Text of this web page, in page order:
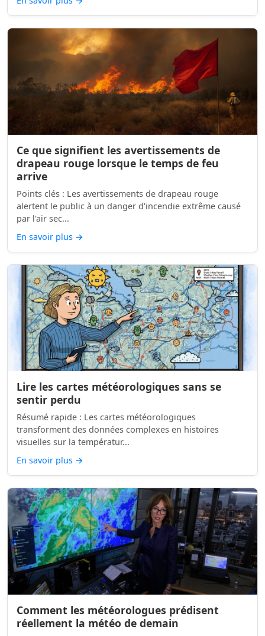
Ce que signifient les avertissements de
drapeau rouge lorsque le temps de feu
arrive
Points clés : Les avertissements de drapeau rouge
alertent le public à un danger d'incendie extrême causé
par l'air sec...
En savoir plus →
Lire les cartes météorologiques sans se
sentir perdu
Résumé rapide : Les cartes météorologiques
transforment des données complexes en histoires
visuelles sur la températur...
En savoir plus →
Comment les météorologues prédisent
réellement la météo de demain